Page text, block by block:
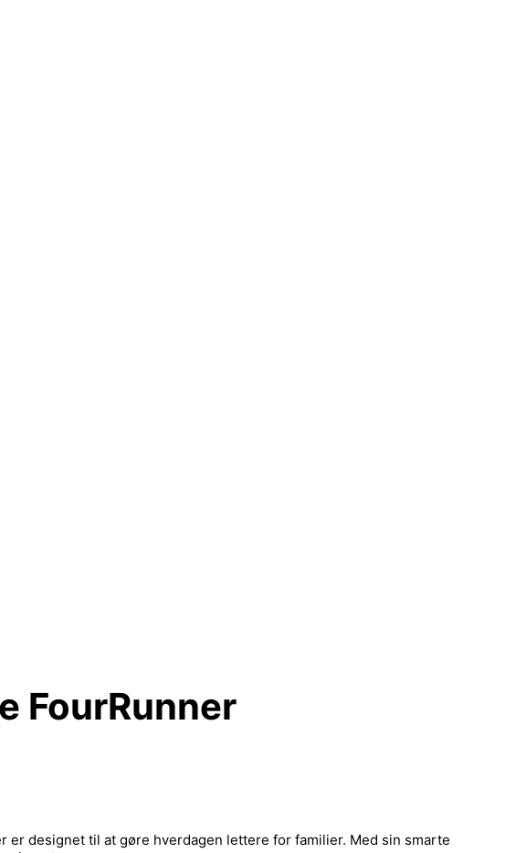
FourRunner
designet til at gøre hverdagen lettere for familier. Med sin smarte